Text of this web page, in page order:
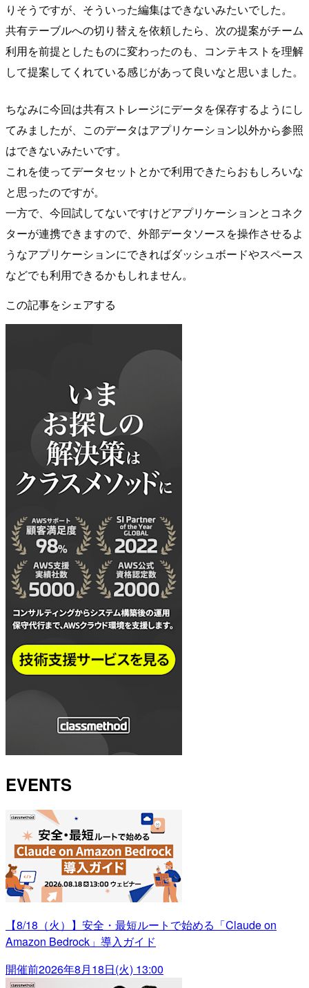
りそうですが、そういった編集はできないみたいでした。
共有テーブルへの切り替えを依頼したら、次の提案がチーム
利用を前提としたものに変わったのも、コンテキストを理解
して提案してくれている感じがあって良いなと思いました。
ちなみに今回は共有ストレージにデータを保存するようにし
てみましたが、このデータはアプリケーション以外から参照
はできないみたいです。
これを使ってデータセットとかで利用できたらおもしろいな
と思ったのですが。
一方で、今回試してないですけどアプリケーションとコネク
ターが連携できますので、外部データソースを操作させるよ
うなアプリケーションにできればダッシュボードやスペース
などでも利用できるかもしれません。
この記事をシェアする
EVENTS
【8/18（火）】安全・最短ルートで始める「Claude on
Amazon Bedrock」導入ガイド
開催前2026年8月18日(火) 13:00